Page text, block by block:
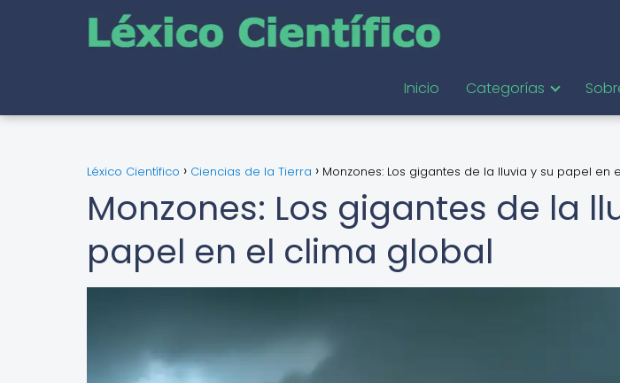
Inicio Categorías
Léxico Científico Ciencias de la Tierra Monzones: Los gigantes de la lluvia y su papel en
Monzones: Los gigantes de la
papel en el clima global